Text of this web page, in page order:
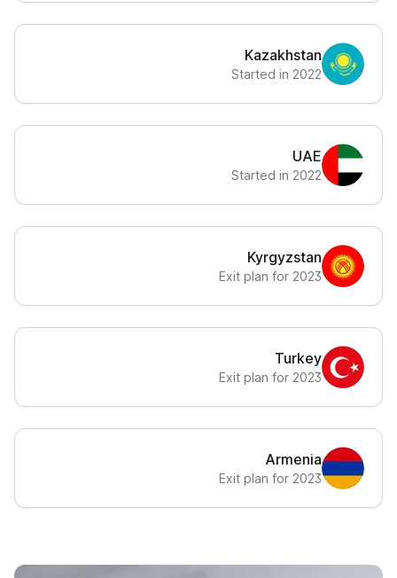
Kazakhstan
Started in 2022
UAE
Started in 2022
Kyrgyzstan
Exit plan for 2023
Turkey
Exit plan for 2023
Armenia
Exit plan for 2023